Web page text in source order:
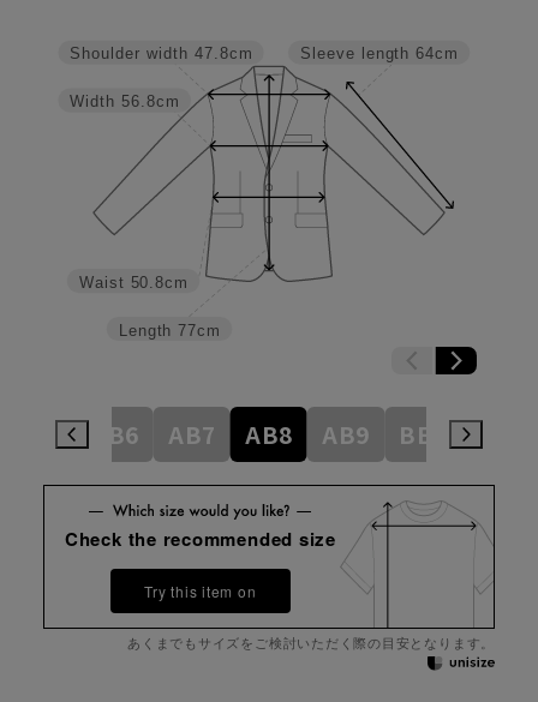
Sleeve length 64cm
Length 77cm
Waist 50.8cm
Width 56.8cm
Shoulder width 47.8cm
AB6 AB7 AB8 AB9 BE3
Check the recommended size
Try this item on
あくまでもサイズをご検討いただく際の目安となります。